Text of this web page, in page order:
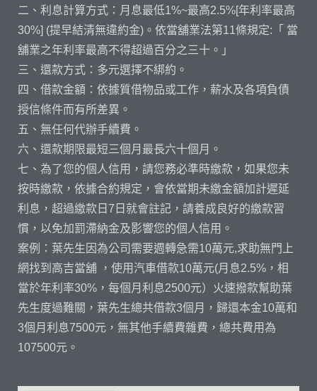
二、利息計算方式：月息最低1%~最高2.5%[年利率最高
30%] (提早結清無違約金)。依當舖業法第11條規定:「 當
舖業之年利率最高不得超過百分之三十。」
三、還款方式：多元選擇不綁約。
四、借款金額：依據質借物品或工作，薪水及各項負債
授信條件而有所差異。
五、無任何代辦手續費。
六、還款期限最短三個月最長六十個月。
七、為了您的個人信用，請您務必準時繳款，如果您未
按時繳款，依據合約規定，會依當期未繳金額加計遲延
利息，超過繳款日7日就會註記，請養成良好的繳款習
慣，以免加罰滯納金及影響您的個人信用。
案例：葉先生因為公司需要週轉急需10萬元,求助無門上
網找到高吉當舖 ，使用汽車借款10萬元(月息2.5%，相
當於年利率30%，每個月利息2500元）火速撥款幫助葉
先生度過難關，葉先生總共借款3個月，歸還本金10萬和
3個月利息7500元，無其他手續費雜費，總共費用為
107500元。